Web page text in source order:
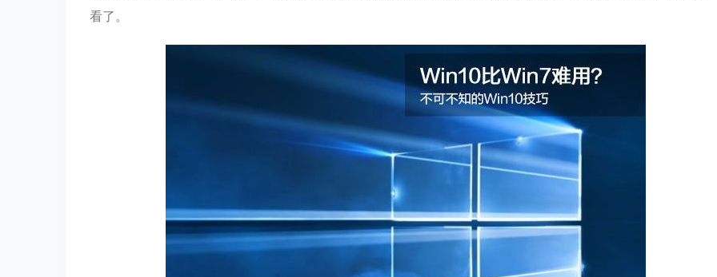
看了。